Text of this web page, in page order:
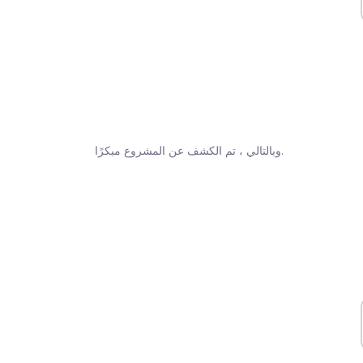
وبالتالي ، تم الكشف عن المشروع مبكرًا.